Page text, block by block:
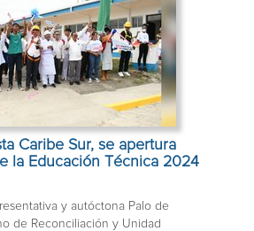
Caribe Sur, se apertura
la Educación Técnica 2024
y autóctona Palo de
de Reconciliación y Unidad